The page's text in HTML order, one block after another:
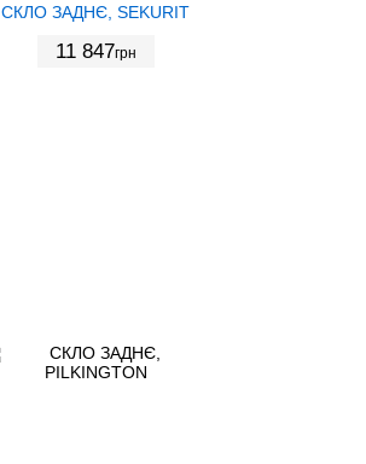
СКЛО ЗАДНЄ, SEKURIT
11 847грн